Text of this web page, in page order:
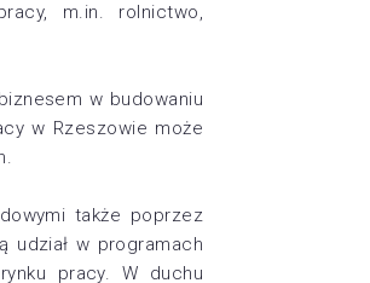
m.in. rolnictwo,
w budowaniu
w Rzeszowie może
także poprzez
udział w programach
pracy. W duchu